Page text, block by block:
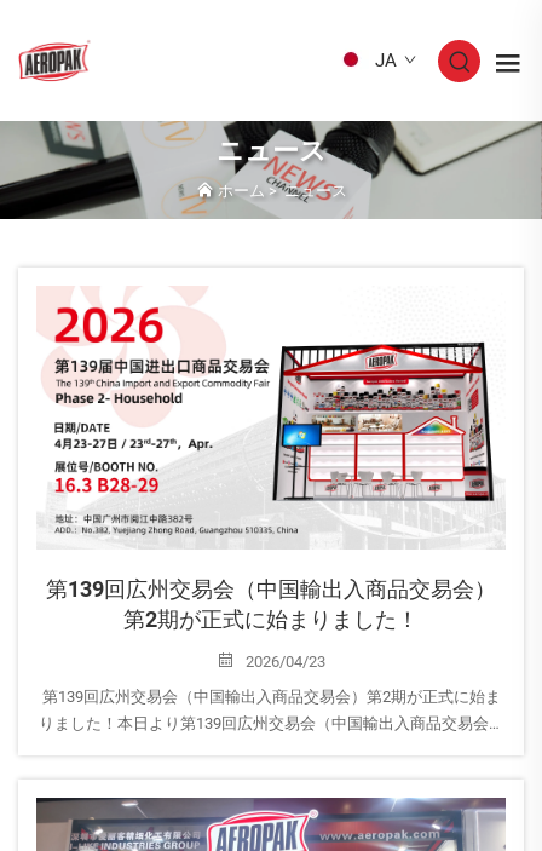
JA
ニュース
ホーム >ニュース
第139回広州交易会（中国輸出入商品交易会）
第2期が正式に始まりました！
2026/04/23
第139回広州交易会（中国輸出入商品交易会）第2期が正式に始ま
りました！本日より第139回広州交易会（中国輸出入商品交易会）
りいただき、AEROPAKの最新家庭用エアゾール製品をご覧くださ
い…